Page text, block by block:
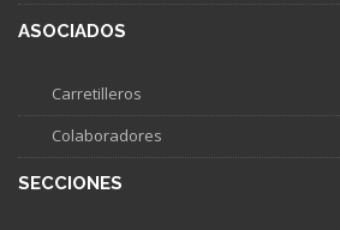
ASOCIADOS
Carretilleros
Colaboradores
SECCIONES